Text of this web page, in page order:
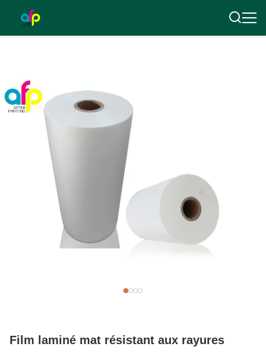
Film laminé mat résistant aux rayures